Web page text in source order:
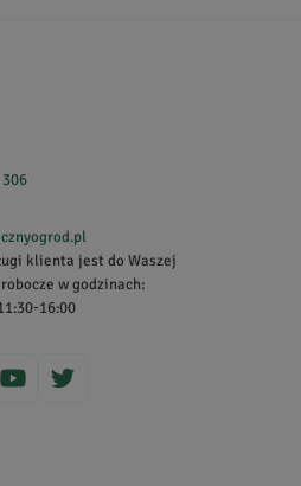
klienta jest do Waszej
w godzinach:
16:00